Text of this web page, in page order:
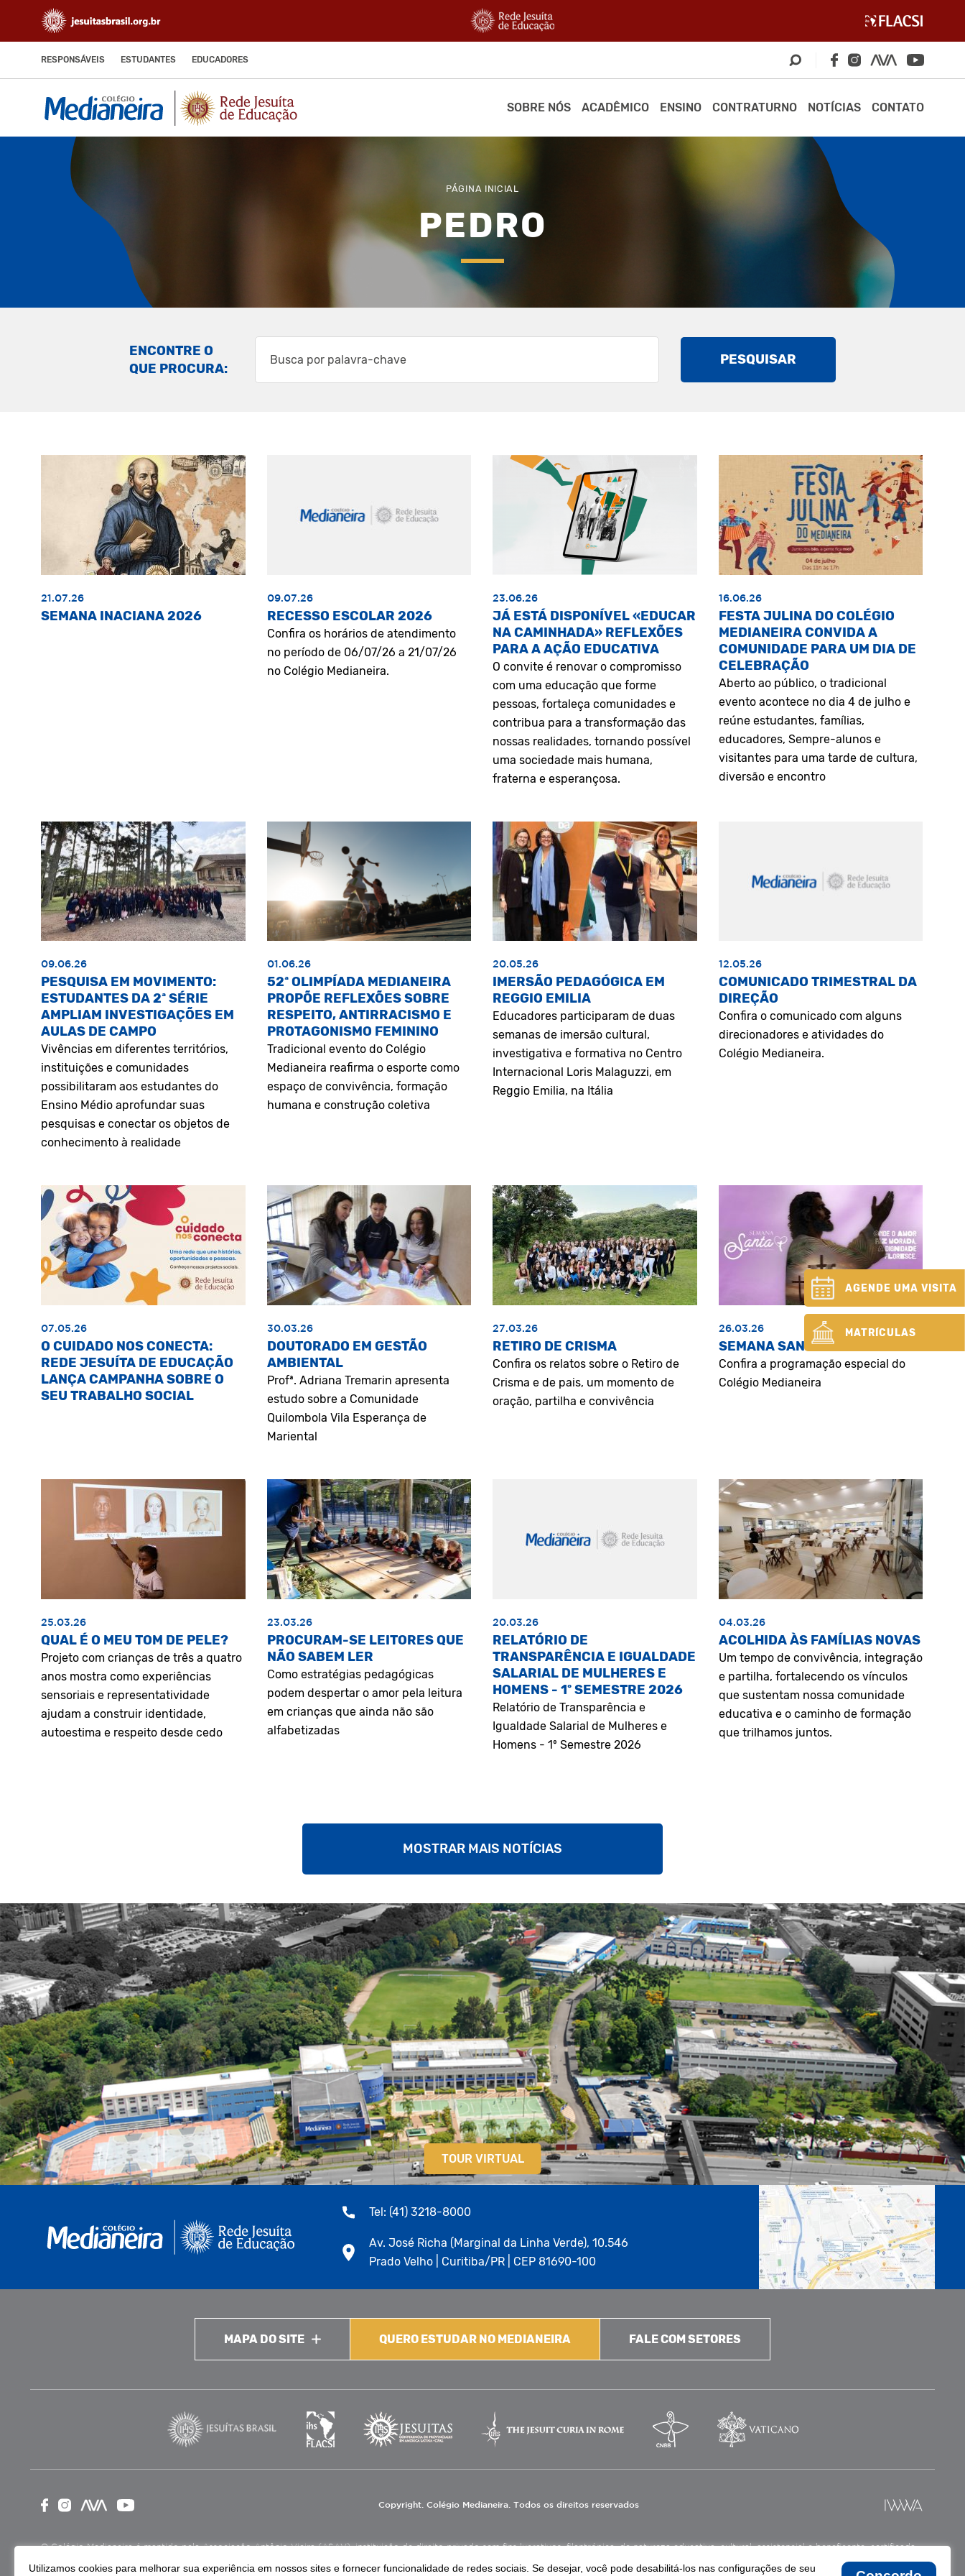
RESPONSÁVEIS ESTUDANTES EDUCADORES
SOBRE NÓS ACADÊMICO ENSINO CONTRATURNO NOTÍCIAS CONTATO
PÁGINA INICIAL
PEDRO
ENCONTRE O
QUE PROCURA:
PESQUISAR
21.07.26
SEMANA INACIANA 2026
09.07.26
RECESSO ESCOLAR 2026
Confira os horários de atendimento
no período de 06/07/26 a 21/07/26
no Colégio Medianeira.
23.06.26
JÁ ESTÁ DISPONÍVEL «EDUCAR
NA CAMINHADA» REFLEXÕES
PARA A AÇÃO EDUCATIVA
O convite é renovar o compromisso
com uma educação que forme
pessoas, fortaleça comunidades e
contribua para a transformação das
nossas realidades, tornando possível
uma sociedade mais humana,
fraterna e esperançosa.
16.06.26
FESTA JULINA DO COLÉGIO
MEDIANEIRA CONVIDA A
COMUNIDADE PARA UM DIA DE
CELEBRAÇÃO
Aberto ao público, o tradicional
evento acontece no dia 4 de julho e
reúne estudantes, famílias,
educadores, Sempre-alunos e
visitantes para uma tarde de cultura,
diversão e encontro
09.06.26
PESQUISA EM MOVIMENTO:
ESTUDANTES DA 2ª SÉRIE
AMPLIAM INVESTIGAÇÕES EM
AULAS DE CAMPO
Vivências em diferentes territórios,
instituições e comunidades
possibilitaram aos estudantes do
Ensino Médio aprofundar suas
pesquisas e conectar os objetos de
conhecimento à realidade
01.06.26
52ª OLIMPÍADA MEDIANEIRA
PROPÕE REFLEXÕES SOBRE
RESPEITO, ANTIRRACISMO E
PROTAGONISMO FEMININO
Tradicional evento do Colégio
Medianeira reafirma o esporte como
espaço de convivência, formação
humana e construção coletiva
20.05.26
IMERSÃO PEDAGÓGICA EM
REGGIO EMILIA
Educadores participaram de duas
semanas de imersão cultural,
investigativa e formativa no Centro
Internacional Loris Malaguzzi, em
Reggio Emilia, na Itália
12.05.26
COMUNICADO TRIMESTRAL DA
DIREÇÃO
Confira o comunicado com alguns
direcionadores e atividades do
Colégio Medianeira.
07.05.26
O CUIDADO NOS CONECTA:
REDE JESUÍTA DE EDUCAÇÃO
LANÇA CAMPANHA SOBRE O
SEU TRABALHO SOCIAL
30.03.26
DOUTORADO EM GESTÃO
AMBIENTAL
Profª. Adriana Tremarin apresenta
estudo sobre a Comunidade
Quilombola Vila Esperança de
Mariental
27.03.26
RETIRO DE CRISMA
Confira os relatos sobre o Retiro de
Crisma e de pais, um momento de
oração, partilha e convivência
26.03.26
SEMANA SANTA
Confira a programação especial do
Colégio Medianeira
25.03.26
QUAL É O MEU TOM DE PELE?
Projeto com crianças de três a quatro
anos mostra como experiências
sensoriais e representatividade
ajudam a construir identidade,
autoestima e respeito desde cedo
23.03.26
PROCURAM-SE LEITORES QUE
NÃO SABEM LER
Como estratégias pedagógicas
podem despertar o amor pela leitura
em crianças que ainda não são
alfabetizadas
20.03.26
RELATÓRIO DE
TRANSPARÊNCIA E IGUALDADE
SALARIAL DE MULHERES E
HOMENS - 1º SEMESTRE 2026
Relatório de Transparência e
Igualdade Salarial de Mulheres e
Homens - 1º Semestre 2026
04.03.26
ACOLHIDA ÀS FAMÍLIAS NOVAS
Um tempo de convivência, integração
e partilha, fortalecendo os vínculos
que sustentam nossa comunidade
educativa e o caminho de formação
que trilhamos juntos.
MOSTRAR MAIS NOTÍCIAS
AGENDE UMA VISITA
MATRÍCULAS
TOUR VIRTUAL
Tel: (41) 3218-8000
Av. José Richa (Marginal da Linha Verde), 10.546
Prado Velho | Curitiba/PR | CEP 81690-100
MAPA DO SITE QUERO ESTUDAR NO MEDIANEIRA FALE COM SETORES
Copyright. Colégio Medianeira. Todos os direitos reservados
O Colégio Medianeira é mantido pela Associação Antônio Vieira (ASAV), instituição de direito privado sem fins lucrativos, filantrópica, de natureza educativa, cultural, assistencial e beneficente, certificada
Utilizamos cookies para melhorar sua experiência em nossos sites e fornecer funcionalidade de redes sociais. Se desejar, você pode desabilitá-los nas configurações de seu